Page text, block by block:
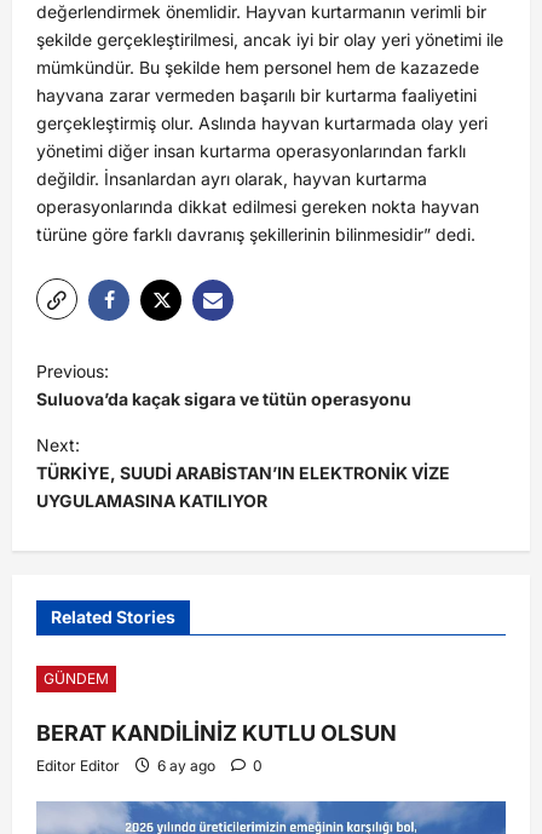
değerlendirmek önemlidir. Hayvan kurtarmanın verimli bir
şekilde gerçekleştirilmesi, ancak iyi bir olay yeri yönetimi ile
mümkündür. Bu şekilde hem personel hem de kazazede
hayvana zarar vermeden başarılı bir kurtarma faaliyetini
gerçekleştirmiş olur. Aslında hayvan kurtarmada olay yeri
yönetimi diğer insan kurtarma operasyonlarından farklı
değildir. İnsanlardan ayrı olarak, hayvan kurtarma
operasyonlarında dikkat edilmesi gereken nokta hayvan
türüne göre farklı davranış şekillerinin bilinmesidir” dedi.
Previous:
Suluova’da kaçak sigara ve tütün operasyonu
Next:
TÜRKİYE, SUUDİ ARABİSTAN’IN ELEKTRONİK VİZE
UYGULAMASINA KATILIYOR
Related Stories
GÜNDEM
BERAT KANDİLİNİZ KUTLU OLSUN
Editor Editor 6 ay ago 0